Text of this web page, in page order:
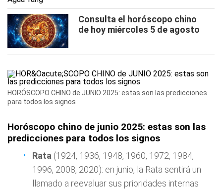
Consulta el horóscopo chino
de hoy miércoles 5 de agosto
HORÓSCOPO CHINO de JUNIO 2025: estas son las predicciones
para todos los signos
Horóscopo chino de junio 2025: estas son las
predicciones para todos los signos
Rata (1924, 1936, 1948, 1960, 1972, 1984,
1996, 2008, 2020): en junio, la Rata sentirá un
llamado a reevaluar sus prioridades internas